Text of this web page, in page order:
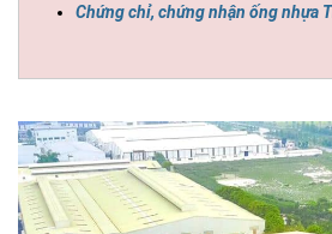
Chứng chỉ, chứng nhận ống nhựa